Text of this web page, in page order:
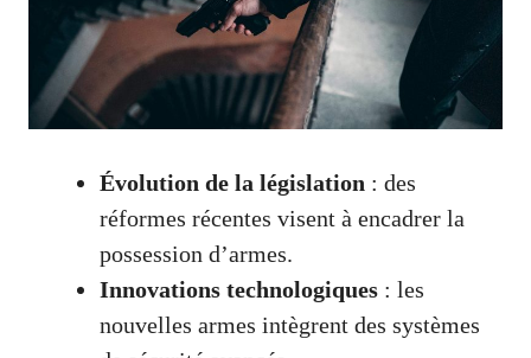
Évolution de la législation : des
réformes récentes visent à encadrer la
possession d’armes.
Innovations technologiques : les
nouvelles armes intègrent des systèmes